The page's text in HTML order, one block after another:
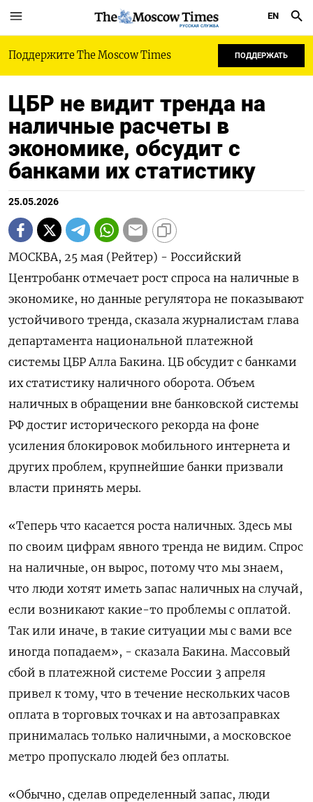
РУССКАЯ СЛУЖБА
EN
Поддержите The Moscow Times ПОДДЕРЖАТЬ
ЦБР не видит тренда на
наличные расчеты в
экономике, обсудит с
банками их статистику
25.05.2026
МОСКВА, 25 мая (Рейтер) - Российский
Центробанк отмечает рост спроса на наличные в
экономике, но данные регулятора не показывают
устойчивого тренда, сказала журналистам глава
департамента национальной платежной
системы ЦБР Алла Бакина. ЦБ обсудит с банками
их статистику ‌наличного оборота. Объем
наличных в обращении вне банковской системы
РФ достиг исторического рекорда на фоне
усиления блокировок мобильного интернета и
других проблем, крупнейшие банки призвали
власти принять меры.
«Теперь что касается роста наличных. Здесь ​мы
по своим цифрам явного тренда ​не видим. Спрос
на наличные, ​он вырос, потому ⁠что мы знаем,
что люди хотят иметь запас наличных на случай,
‌если возникают какие-то проблемы с оплатой.
Так ‌или иначе, в такие ситуации мы с вами все
иногда попадаем», - сказала Бакина. Массовый
сбой в платежной системе ​России 3 апреля
привел к тому, что в течение нескольких часов
оплата в ‌торговых точках и на автозаправках
принималась только наличными, а московское
метро пропускало людей без оплаты.
«Обычно, ​сделав определенный запас, люди